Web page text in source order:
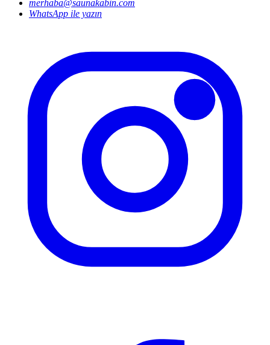
merhaba@saunakabin.com
WhatsApp ile yazın